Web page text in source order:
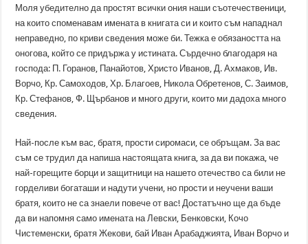
Моля убедително да простят всички ония наши съотечественици,
на които споменавам имената в книгата си и които съм нападнал
неправедно, по криви сведения може би. Тежка е обязаността на
оногова, който се придържа у истината. Сърдечно благодаря на
господа: П. Горанов, Панайотов, Христо Иванов, Д. Ахмаков, Ив.
Ворчо, Кр. Самоходов, Хр. Благоев, Никола Обретенов, С. Заимов,
Кр. Стефанов, Ф. Щърбанов и много други, които ми дадоха много
сведения.
Най-после към вас, братя, прости сиромаси, се обръщам. За вас
съм се трудил да напиша настоящата книга, за да ви покажа, че
най-горещите борци и защитници на нашето отечество са били не
горделиви богаташи и надути учени, но прости и неучени ваши
братя, които не са знаели повече от вас! Достатъчно ще да бъде
да ви напомня само имената на Левски, Бенковски, Кочо
Чистеменски, братя Жекови, бай Иван Арабаджията, Иван Ворчо и